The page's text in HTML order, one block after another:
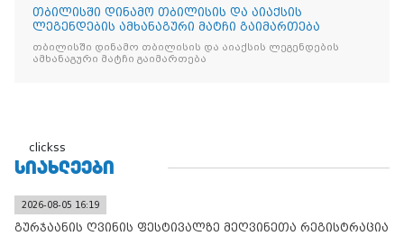
თბილისში დინამო თბილისის და აიაქსის
ლეგენდების ამხანაგური მატჩი გაიმართება
თბილისში დინამო თბილისის და აიაქსის ლეგენდების
ამხანაგური მატჩი გაიმართება
clickss
ᲡᲘᲐᲮᲚᲔᲔᲑᲘ
2026-08-05 16:19
გურჯაანის ღვინის ფესტივალზე მეღვინეთა რეგისტრაცია